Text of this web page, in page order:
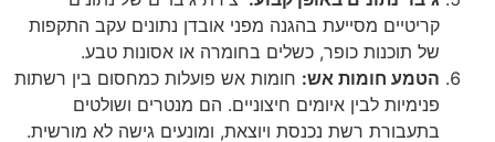
קריטיים מסייעת בהגנה מפני אובדן נתונים עקב התקפות
של תוכנות כופר, כשלים בחומרה או אסונות טבע.
הטמע חומות אש: חומות אש פועלות כמחסום בין רשתות
פנימיות לבין איומים חיצוניים. הם מנטרים ושולטים
בתעבורת רשת נכנסת ויוצאת, ומונעים גישה לא מורשית.